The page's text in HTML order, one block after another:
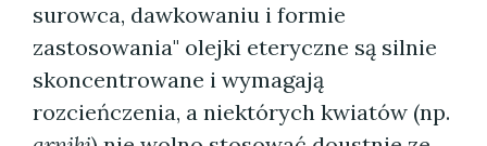
surowca, dawkowaniu i formie
zastosowania" olejki eteryczne są silnie
skoncentrowane i wymagają
rozcieńczenia, a niektórych kwiatów (np.